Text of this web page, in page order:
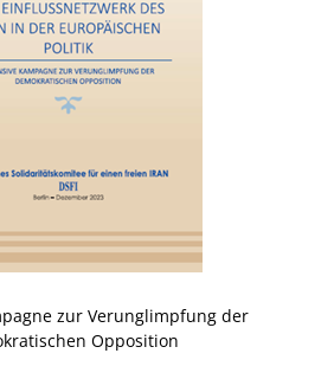
zur Verunglimpfung der
Opposition